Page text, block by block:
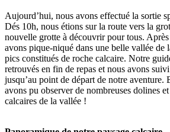
Aujourd’hui, nous avons effectué la sortie
Dés 10h, nous étions sur la route vers la
nouvelle grotte à découvrir pour tous.
avons pique-niqué dans une belle vallée de
pics constitués de roche calcaire. Notre
retrouvés en fin de repas et nous avons
jusqu’au point de départ de notre aventure.
avons pu observer de nombreuses dolines
calcaires de la vallée !